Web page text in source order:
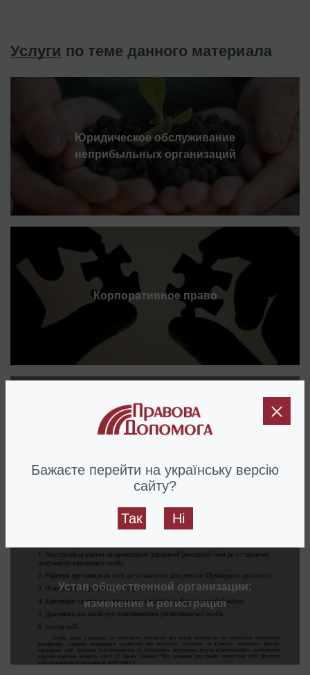
Услуги по теме данного материала
Юридическое обслуживание
неприбыльных организаций
Корпоративное право
Регистрация изменений в
Устав общественной организации:
изменение и регистрация
Бажаєте перейти на українську версію
сайту?
Так Ні